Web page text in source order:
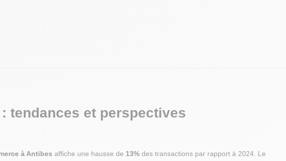
tendances et perspectives
à Antibes affiche une hausse de 13%des transactions par rapport à 2024. Le